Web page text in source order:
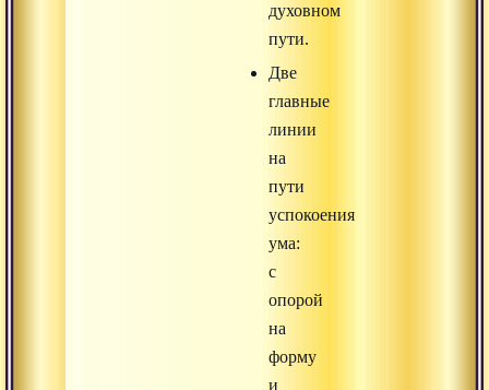
духовном
пути.
Две
главные
линии
на
пути
успокоения
ума:
с
опорой
на
форму
и